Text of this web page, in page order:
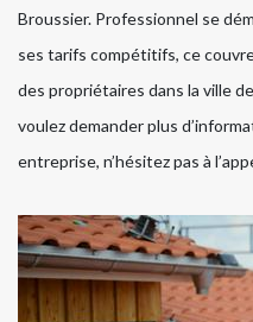
Broussier. Professionnel se
ses tarifs compétitifs, ce
des propriétaires dans la ville
voulez demander plus
entreprise, n’hésitez pas à